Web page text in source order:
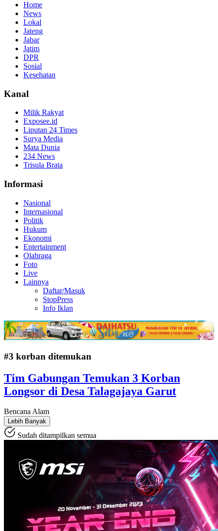
Home
News
Lokal
Jateng
Jabar
Jatim
DPR
Sosial
Kesehatan
Kanal
Milik Rakyat
Exposee.id
Liputan 24 Times
Surya Media
Mata Dunia
234 News
Trisula Brata
Informasi
Nasional
Internasional
Politik
Hukum
Ekonomi
Entertainment
Olahraga
Foto
Live
Lainnya
Daftar/Masuk
StopPress
Info Iklan
#3 korban ditemukan
Tim Gabungan Temukan 3 Korban
Longsor di Desa Talagajaya Garut
Bencana Alam
Lebih Banyak
Sudah ditampilkan semua